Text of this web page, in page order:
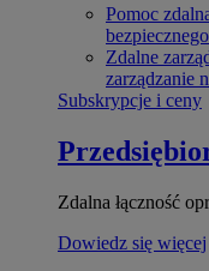
Pomoc
Zdalne
zarządzanie
Subskrypcje i ceny
Zdalna łączność
Dowiedz się więcej